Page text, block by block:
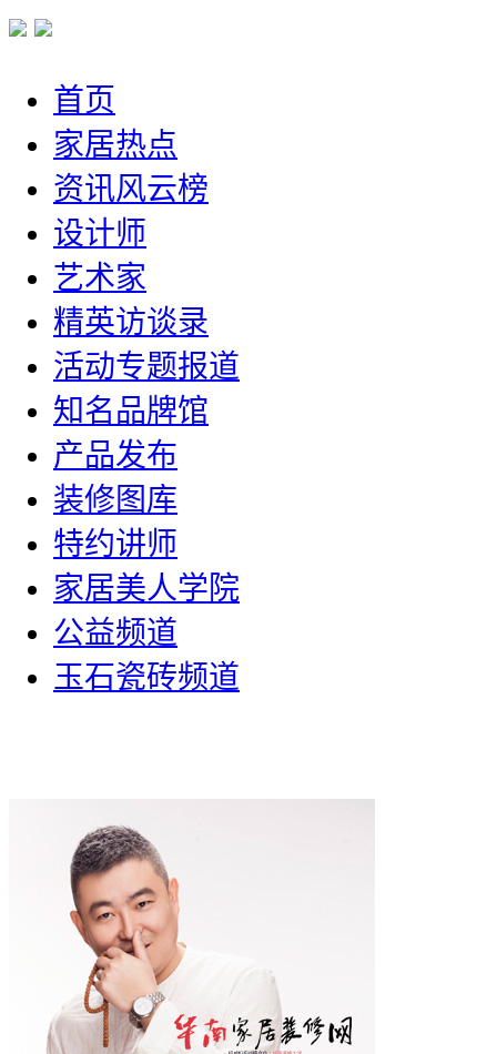
首页
家居热点
资讯风云榜
设计师
艺术家
精英访谈录
活动专题报道
知名品牌馆
产品发布
装修图库
特约讲师
家居美人学院
公益频道
玉石瓷砖频道